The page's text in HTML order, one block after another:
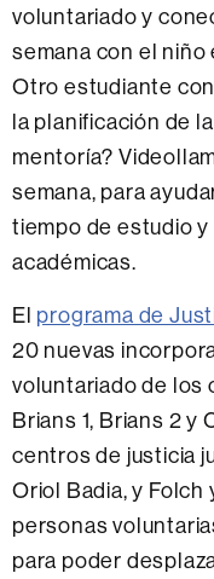
voluntariado y
semana con el niño
Otro estudiante
la planificación de
mentoría?
semana, para
tiempo de estudio
académicas.
El programa de
20 nuevas
voluntariado de los
Brians 1, Brians 2 y
centros de justicia
Oriol Badia, y Folch
personas
para poder